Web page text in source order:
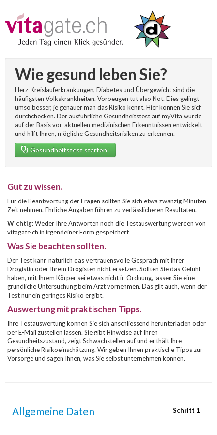
Wie gesund leben Sie?
Herz-Kreislauferkrankungen, Diabetes und Übergewicht sind die
häufigsten Volkskrankheiten. Vorbeugen tut also Not. Dies gelingt
umso besser, je genauer man das Risiko kennt. Hier können Sie sich
durchchecken. Der ausführliche Gesundheitstest auf myVita wurde
auf der Basis von aktuellen medizinischen Erkenntnissen entwickelt
und hilft Ihnen, mögliche Gesundheitsrisiken zu erkennen.
Gesundheitstest starten!
Gut zu wissen.
Für die Beantwortung der Fragen sollten Sie sich etwa zwanzig Minuten
Zeit nehmen. Ehrliche Angaben führen zu verlässlicheren Resultaten.
Wichtig:Weder Ihre Antworten noch die Testauswertung werden von
vitagate.ch in irgendeiner Form gespeichert.
Was Sie beachten sollten.
Der Test kann natürlich das vertrauensvolle Gespräch mit Ihrer
Drogistin oder Ihrem Drogisten nicht ersetzen. Sollten Sie das Gefühl
haben, mit Ihrem Körper sei etwas nicht in Ordnung, lassen Sie eine
gründliche Untersuchung beim Arzt vornehmen. Das gilt auch, wenn der
Test nur ein geringes Risiko ergibt.
Auswertung mit praktischen Tipps.
Ihre Testauswertung können Sie sich anschliessend herunterladen oder
per E-Mail zustellen lassen. Sie gibt Hinweise auf Ihren
Gesundheitszustand, zeigt Schwachstellen auf und enthält Ihre
persönliche Risikoeinschätzung. Wir geben Ihnen praktische Tipps zur
Vorsorge und sagen Ihnen, was Sie selbst unternehmen können.
Schritt 1
Allgemeine Daten